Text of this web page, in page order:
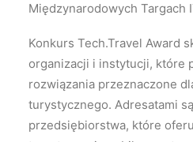
Międzynarodowych Targach
Konkurs Tech.Travel Award
organizacji i instytucji, które
rozwiązania przeznaczone
turystycznego. Adresatami
przedsiębiorstwa, które